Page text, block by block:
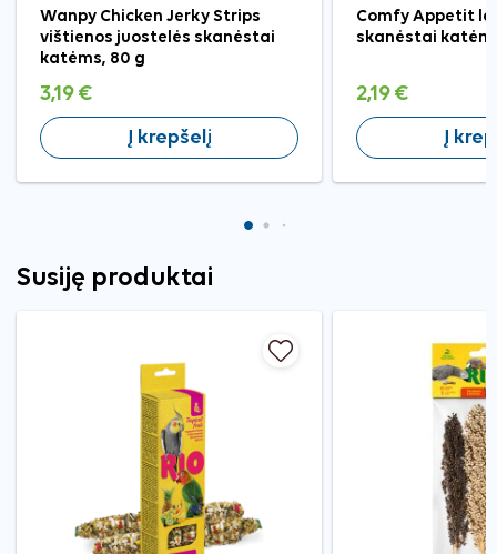
Wanpy Chicken Jerky Strips
vištienos juostelės skanėstai
katėms, 80 g
3,19 €
Į krepšelį
Comfy Appetit
skanėstai
2,19 €
Į
Susiję produktai